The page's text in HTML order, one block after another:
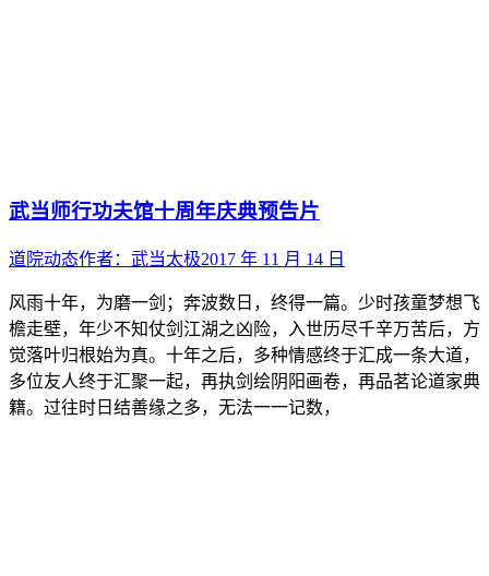
武当师行功夫馆十周年庆典预告片
道院动态作者： 武当太极2017 年 11 月 14 日
风雨十年，为磨一剑；奔波数日，终得一篇。少时孩童梦想飞
檐走壁，年少不知仗剑江湖之凶险，入世历尽千辛万苦后，方
觉落叶归根始为真。十年之后，多种情感终于汇成一条大道，
多位友人终于汇聚一起，再执剑绘阴阳画卷，再品茗论道家典
籍。过往时日结善缘之多，无法一一记数，